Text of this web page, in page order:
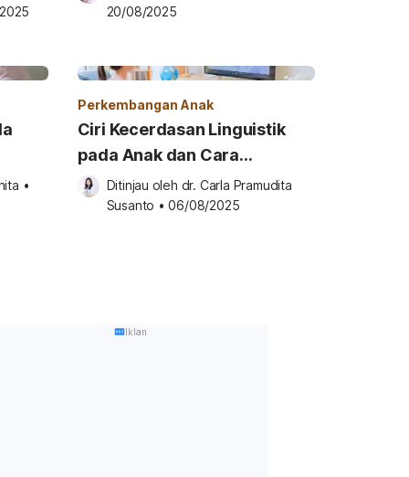
20/08/2025
•
Perkembangan Anak
Ciri Kecerdasan Linguistik
pada Anak dan Cara
Stimulasinya
Ditinjau oleh dr. Carla Pramudita
Susanto • 06/08/2025
Iklan